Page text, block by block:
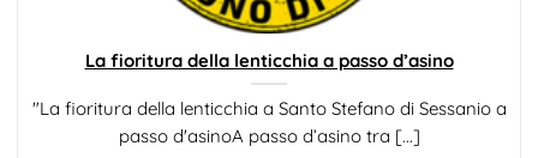
La fioritura della lenticchia a passo d’asino
"La fioritura della lenticchia a Santo Stefano di Sessanio a
passo d'asinoA passo d’asino tra [...]